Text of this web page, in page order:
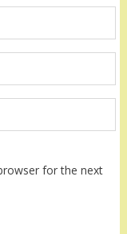
for the next